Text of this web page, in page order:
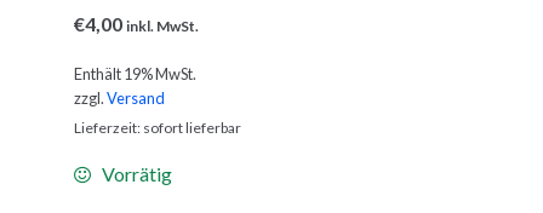
€4,00 inkl. MwSt.
Enthält 19% MwSt.
zzgl.Versand
Lieferzeit: sofort lieferbar
Vorrätig